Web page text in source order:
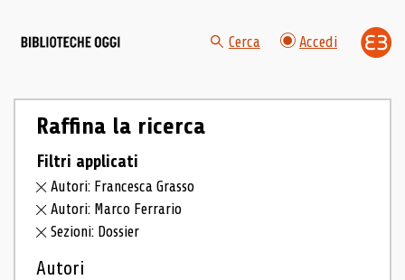
Cerca Accedi
Raffina la ricerca
Filtri applicati
Autori: Francesca Grasso
Autori: Marco Ferrario
Sezioni: Dossier
Autori